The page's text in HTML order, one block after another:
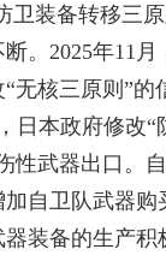
卫装备转移三
。2025年11
无核三原则”的
日本政府修改“
性武器出口。
自卫队武器购
装备的生产积